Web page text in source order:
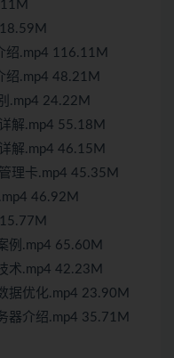
绍.mp4 116.11M
绍.mp4 48.21M
.mp4 24.22M
解.mp4 55.18M
解.mp4 46.15M
理卡.mp4 45.35M
46.92M
例.mp4 65.60M
术.mp4 42.23M
据优化.mp4 23.90M
器介绍.mp4 35.71M